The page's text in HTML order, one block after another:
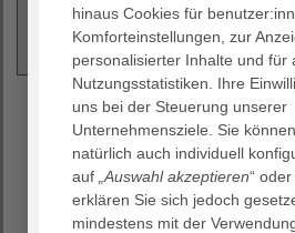
(069) 95 33 - 92 58
nicole.jack@agaplesion.de
Ausbildung
Fachangestellte (w/
Wir bilden in unserem MVZ zum/
Fachangestellten (m/w/d)aus.
hinaus Cookies für
Komforteinstellungen, zur
personalisierter Inhalte und für
Nutzungsstatistiken. Ihre
uns bei der Steuerung unserer
Unternehmensziele. Sie
natürlich auch individuell
auf „Auswahl akzeptieren“ oder
erklären Sie sich jedoch
mindestens mit der